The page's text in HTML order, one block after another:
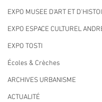
EXPO MUSEE D'ART ET
EXPO ESPACE CULTUREL
EXPO TOSTI
Écoles & Crèches
ARCHIVES URBANISME
ACTUALITÉ